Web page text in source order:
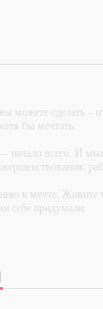
можете сделать –
хотя бы мечтать.
всего. И
к мечте.
себе придумали.
хорошим советом,
полезен никому,